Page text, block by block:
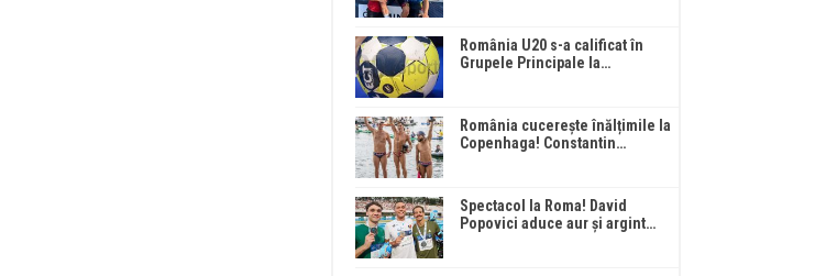
România U20 s-a calificat în
Grupele Principale la…
România cucerește înălțimile la
Copenhaga! Constantin…
Spectacol la Roma! David
Popovici aduce aur și argint…